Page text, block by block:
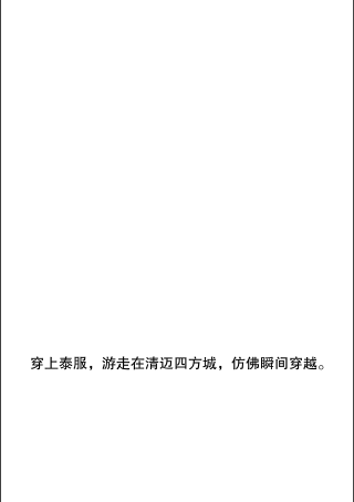
穿上泰服，游走在清迈四方城，仿佛瞬间穿越。